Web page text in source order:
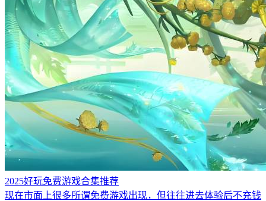
2025好玩免费游戏合集推荐
现在市面上很多所谓免费游戏出现，但往往进去体验后不充钱